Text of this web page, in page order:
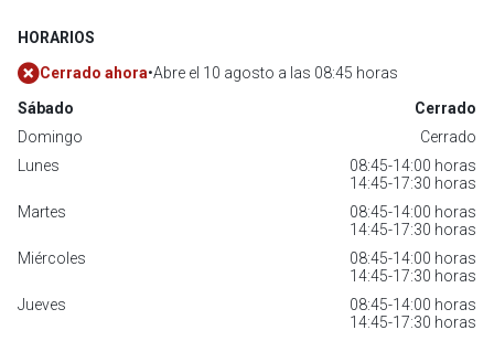
HORARIOS
Cerrado ahora•Abre el 10 agosto a las 08:45 horas
Sábado
Cerrado
Domingo
Cerrado
Lunes
08:45-14:00 horas
14:45-17:30 horas
Martes
08:45-14:00 horas
14:45-17:30 horas
Miércoles
08:45-14:00 horas
14:45-17:30 horas
Jueves
08:45-14:00 horas
14:45-17:30 horas